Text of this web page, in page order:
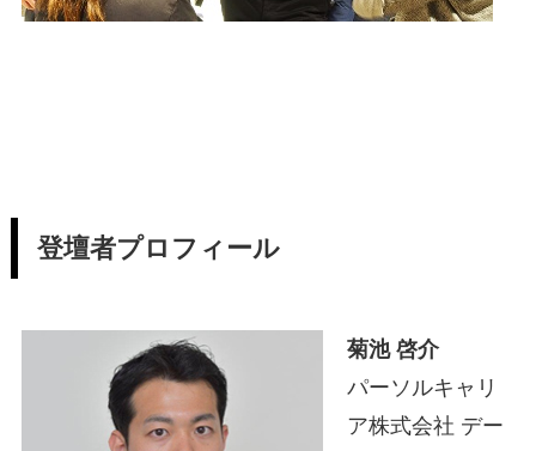
登壇者プロフィール
菊池 啓介
パーソルキャリ
ア株式会社 デー